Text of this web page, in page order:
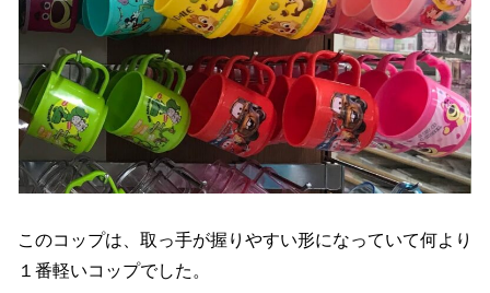
このコップは、取っ手が握りやすい形になっていて何より
１番軽いコップでした。